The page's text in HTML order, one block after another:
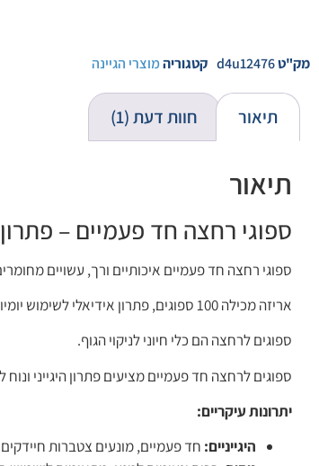
מק"טd4u12476 קטגוריהמוצרי הגיינה
תיאור חוות דעת (1)
תיאור
ספוגי רחצה חד פעמיים – פתרון
ספוגי רחצה חד פעמיים איכותיים ורך, עשויים
אריזה מכילה 100 ספוגים, פתרון אידיאלי לשימוש יומיומי.
ספוגים לרחצה הם כלי חיוני לניקוי הגוף.
ספוגים לרחצה חד פעמיים מציעים פתרון היגייני
יתרונות עיקריים:
היגייניים: חד פעמיים, מונעים צטברות חיידקים